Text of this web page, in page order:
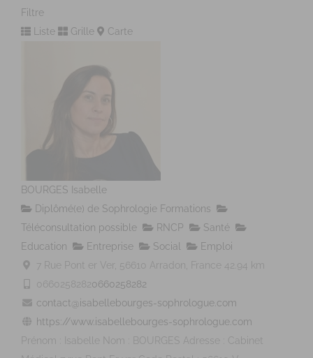
Filtre
Liste
Grille Carte
BOURGES Isabelle
Diplômé(e) de Sophrologie Formations
Téléconsultation possible
RNCP
Santé
Education
Entreprise Social
Emploi
7 Rue Pont er Ver, 56610 Arradon, France
42.94 km
06602582820660258282
contact@isabellebourges-sophrologue.com
https://www.isabellebourges-sophrologue.com
Prénom : Isabelle Nom : BOURGES Adresse : Cabinet